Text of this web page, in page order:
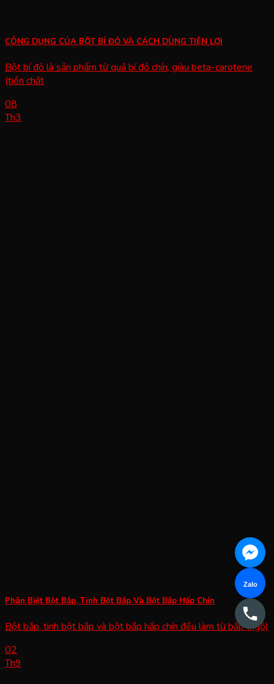
CÔNG DỤNG CỦA BỘT BÍ ĐỎ VÀ CÁCH DÙNG TIỆN LỢI
Bột bí đỏ là sản phẩm từ quả bí đỏ chín, giàu beta-carotene
(tiền chất
08
Th3
Phân Biệt Bột Bắp, Tinh Bột Bắp Và Bột Bắp Hấp Chín
Bột bắp, tinh bột bắp và bột bắp hấp chín đều làm từ bắp (ngô)
02
Th9